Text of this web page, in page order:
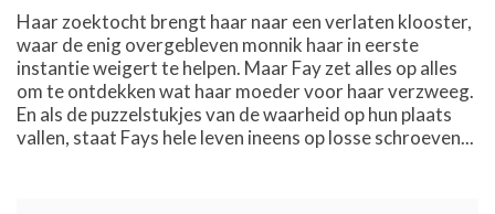
Haar zoektocht brengt haar naar een verlaten klooster,
waar de enig overgebleven monnik haar in eerste
instantie weigert te helpen. Maar Fay zet alles op alles
om te ontdekken wat haar moeder voor haar verzweeg.
En als de puzzelstukjes van de waarheid op hun plaats
vallen, staat Fays hele leven ineens op losse schroeven...